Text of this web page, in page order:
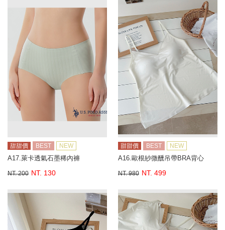
甜甜價 BEST NEW
A17.萊卡透氣石墨稀內褲
NT. 200 NT. 130
甜甜價 BEST NEW
A16.歐根紗微醺吊帶BRA背心
NT. 980 NT. 499